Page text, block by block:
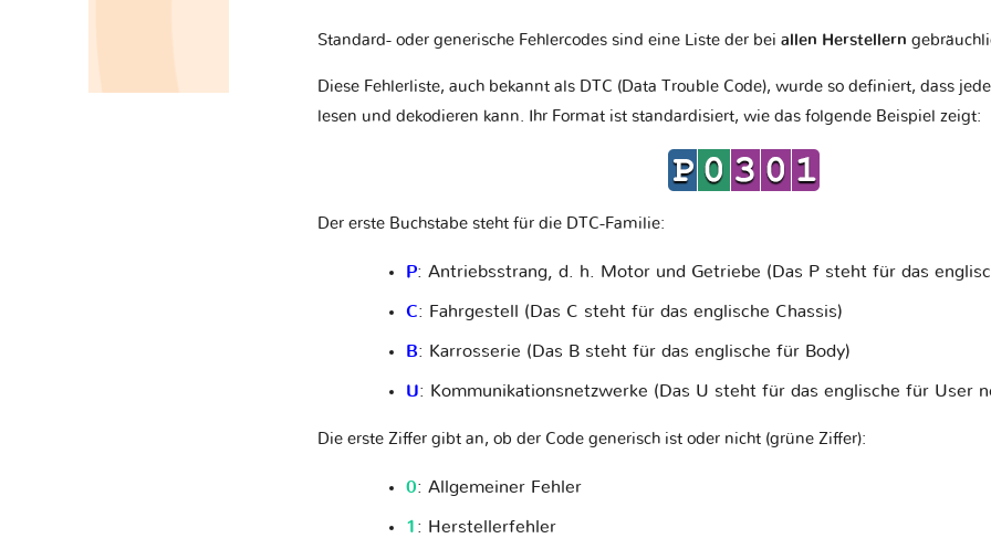
Standard- oder generische Fehlercodes sind eine Liste der bei allen Herstellern
Diese Fehlerliste, auch bekannt als DTC (Data Trouble Code), wurde so definiert, dass
lesen und dekodieren kann. Ihr Format ist standardisiert, wie das folgende Beispiel zeigt:
Der erste Buchstabe steht für die DTC-Familie:
P: Antriebsstrang, d. h. Motor und Getriebe (Das P steht für das
C: Fahrgestell (Das C steht für das englische Chassis)
B: Karrosserie (Das B steht für das englische für Body)
U: Kommunikationsnetzwerke (Das U steht für das englische für User
Die erste Ziffer gibt an, ob der Code generisch ist oder nicht (grüne Ziffer):
0: Allgemeiner Fehler
1 : Herstellerfehler